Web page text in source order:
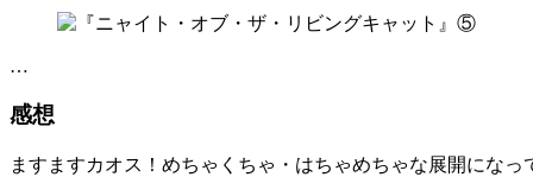
…
感想
ますますカオス！めちゃくちゃ・はちゃめちゃな展開になっ